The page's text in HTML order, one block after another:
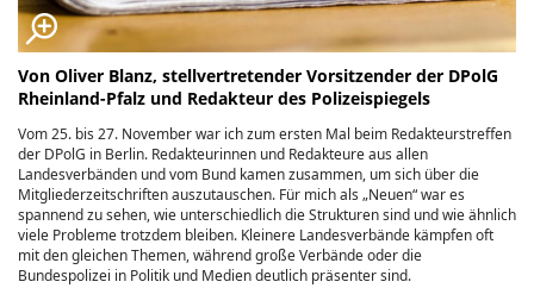
Von Oliver Blanz, stellvertretender Vorsitzender der DPolG
Rheinland-Pfalz und Redakteur des Polizeispiegels
Vom 25. bis 27. November war ich zum ersten Mal beim Redakteurstreffen
der DPolG in Berlin. Redakteurinnen und Redakteure aus allen
Landesverbänden und vom Bund kamen zusammen, um sich über die
Mitgliederzeitschriften auszutauschen. Für mich als „Neuen“ war es
spannend zu sehen, wie unterschiedlich die Strukturen sind und wie ähnlich
viele Probleme trotzdem bleiben. Kleinere Landesverbände kämpfen oft
mit den gleichen Themen, während große Verbände oder die
Bundespolizei in Politik und Medien deutlich präsenter sind.